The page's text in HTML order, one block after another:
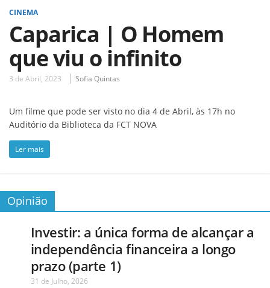
CINEMA
Caparica | O Homem
que viu o infinito
3 de Abril, 2023 Sofia Quintas
Um filme que pode ser visto no dia 4 de Abril, às 17h no
Auditório da Biblioteca da FCT NOVA
Ler mais
Opinião
Investir: a única forma de alcançar a
independência financeira a longo
prazo (parte 1)
31 de Julho, 2026